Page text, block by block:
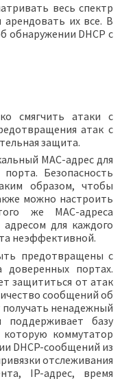
весь спектр
арендовать их все. В
обнаружении DHCP с
смягчить атаки с
атак с
защита.
MAC-адрес для
Безопасность
образом, чтобы
можно настроить
же MAC-адреса
для каждого
неэффективной.
предотвращены с
портах.
защититься от атак
сообщений об
ненадежный
базу
коммутатор
DHCP-сообщений из
отслеживания
IP-адрес, время